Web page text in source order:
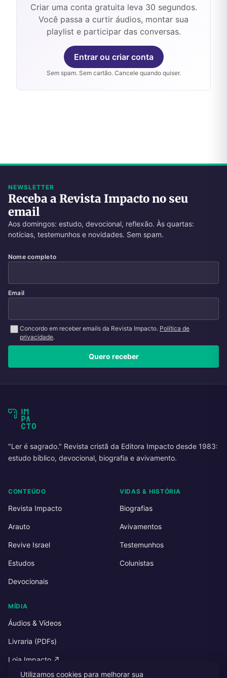
Criar uma conta gratuita leva 30 segundos.
Você passa a curtir áudios, montar sua
playlist e participar das conversas.
Entrar ou criar conta
Sem spam. Sem cartão. Cancele quando quiser.
NEWSLETTER
Receba a Revista Impacto no seu
email
Aos domingos: estudo, devocional, reflexão. Às quartas:
notícias, testemunhos e novidades. Sem spam.
Nome completo
Email
Concordo em receber emails da Revista Impacto. Política de
privacidade.
Quero receber
"Ler é sagrado." Revista cristã da Editora Impacto desde 1983:
estudo bíblico, devocional, biografia e avivamento.
CONTEÚDO
Revista Impacto
Arauto
Revive Israel
Estudos
Devocionais
VIDAS & HISTÓRIA
Biografias
Avivamentos
Testemunhos
Colunistas
MÍDIA
Áudios & Vídeos
Livraria (PDFs)
Loja Impacto ↗
Utilizamos cookies para melhorar sua